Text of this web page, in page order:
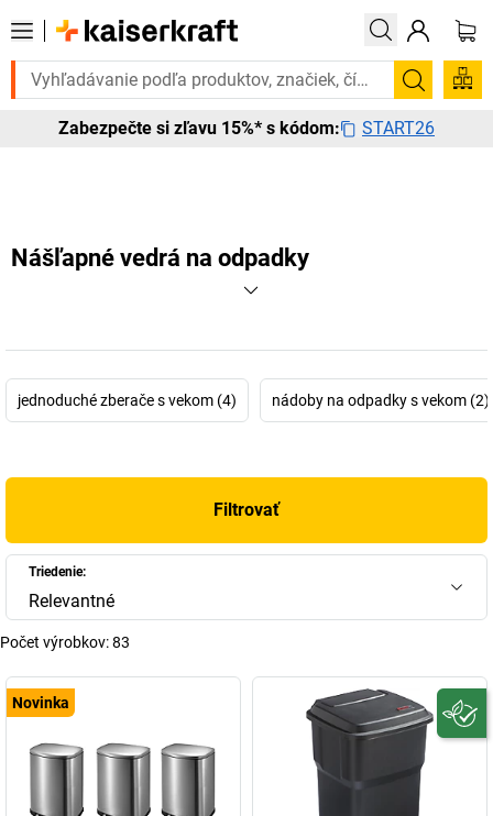
to urgentne? Vybrané bestsellery doručíme do 72 hodín. Objavte
Zabezpečte si zľavu 15%* s kódom: START26
Nášľapné vedrá na odpadky
jednoduché zberače s vekom (4) nádoby na odpadky s vekom (2)
Filtrovať
Triedenie:
Relevantné
Počet výrobkov:83
Novinka